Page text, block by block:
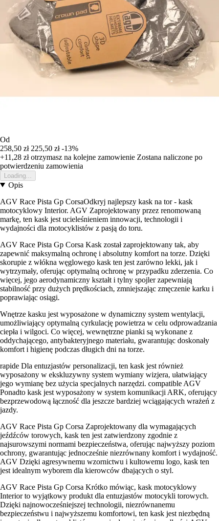
Od
258,50 zł 225,50 zł -13%
+11,28 złotrzymasz na kolejne zamowienie Zostana naliczone po
potwierdzeniu zamowienia
Loading...
Opis
AGV Race Pista Gp CorsaOdkryj najlepszy kask na tor - kask
motocyklowy Interior. AGV Zaprojektowany przez renomowaną
markę, ten kask jest ucieleśnieniem innowacji, technologii i
wydajności dla motocyklistów z pasją do toru.
AGV Race Pista Gp Corsa Kask został zaprojektowany tak, aby
zapewnić maksymalną ochronę i absolutny komfort na torze. Dzięki
skorupie z włókna węglowego kask ten jest zarówno lekki, jak i
wytrzymały, oferując optymalną ochronę w przypadku zderzenia. Co
więcej, jego aerodynamiczny kształt i tylny spojler zapewniają
stabilność przy dużych prędkościach, zmniejszając zmęczenie karku i
poprawiając osiągi.
Wnętrze kasku jest wyposażone w dynamiczny system wentylacji,
umożliwiający optymalną cyrkulację powietrza w celu odprowadzania
ciepła i wilgoci. Co więcej, wewnętrzne pianki są wykonane z
oddychającego, antybakteryjnego materiału, gwarantując doskonały
komfort i higienę podczas długich dni na torze.
rapide Dla entuzjastów personalizacji, ten kask jest również
wyposażony w ekskluzywny system wymiany wizjera, ułatwiający
jego wymianę bez użycia specjalnych narzędzi. compatible AGV
Ponadto kask jest wyposażony w system komunikacji ARK, oferujący
bezprzewodową łączność dla jeszcze bardziej wciągających wrażeń z
jazdy.
AGV Race Pista Gp Corsa Zaprojektowany dla wymagających
jeźdźców torowych, kask ten jest zatwierdzony zgodnie z
najsurowszymi normami bezpieczeństwa, oferując najwyższy poziom
ochrony, gwarantując jednocześnie niezrównany komfort i wydajność.
AGV Dzięki agresywnemu wzornictwu i kultowemu logo, kask ten
jest idealnym wyborem dla kierowców dbających o styl.
AGV Race Pista Gp Corsa Krótko mówiąc, kask motocyklowy
Interior to wyjątkowy produkt dla entuzjastów motocykli torowych.
Dzięki najnowocześniejszej technologii, niezrównanemu
bezpieczeństwu i najwyższemu komfortowi, ten kask jest niezbędną